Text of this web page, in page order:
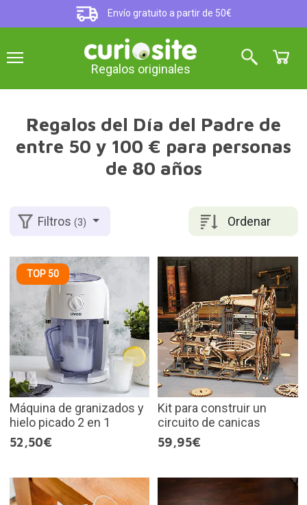
Envío gratuito a partir de 50€
Regalos originales
Regalos del Día del Padre de
entre 50 y 100 € para personas
de 80 años
Ordenar
Filtros(3)
TOP 50
Máquina de granizados y
hielo picado 2 en 1
52,50€
Kit para construir un
circuito de canicas
59,95€